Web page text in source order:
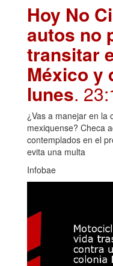
Hoy No
autos no
transitar
México y
lunes.
¿Vas a manejar en la
mexiquense? Checa
contemplados en el
evita una multa
Infobae